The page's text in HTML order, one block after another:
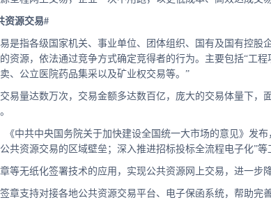
资源交易#
是指各级国家机关、事业单位、团体组织、国有及国有控股
资源，依法通过竞争方式确定竞得者的行为。主要包括“工
、公立医院药品集采以及矿业权交易等。”
易量达数万次，交易金额多达数百亿，庞大的交易体量下，
《中共中央国务院关于加快建设全国统一大市场的意见》发
共资源交易的区域壁垒；深入推进招标投标全流程电子化”等
等无纸化签署技术的应用，实现公共资源网上交易，进一步
章支持对接各地公共资源交易平台、电子保函系统，帮助完